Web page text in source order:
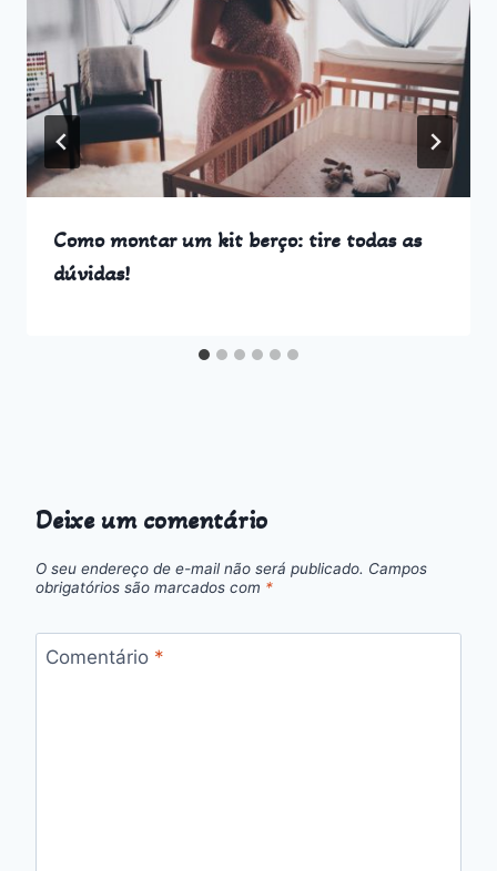
Como montar um kit berço: tire todas as
dúvidas!
Deixe um comentário
O seu endereço de e-mail não será publicado. Campos
obrigatórios são marcados com *
Comentário *